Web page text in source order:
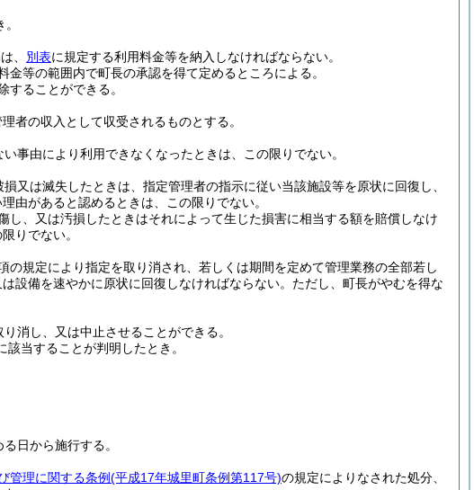
は、 別表に規定する利用料金等を納入しなければならない。
金等の範囲内で町長の承認を得て定めるところによる。
ることができる。
者の収入として収受されるものとする。
事由により利用できなくなったときは、この限りでない。
又は滅失したときは、指定管理者の指示に従い当該施設等を原状に回復し、
由があると認めるときは、この限りでない。
、又は汚損したときはそれによって生じた損害に相当する額を賠償しなけ
りでない。
規定により指定を取り消され、若しくは期間を定めて管理業務の全部若し
設備を速やかに原状に回復しなければならない。 ただし、町長がやむを得な
消し、又は中止させることができる。
該当することが判明したとき。
日から施行する。
管理に関する条例(平成17年城里町条例第117号)の規定によりなされた処分、